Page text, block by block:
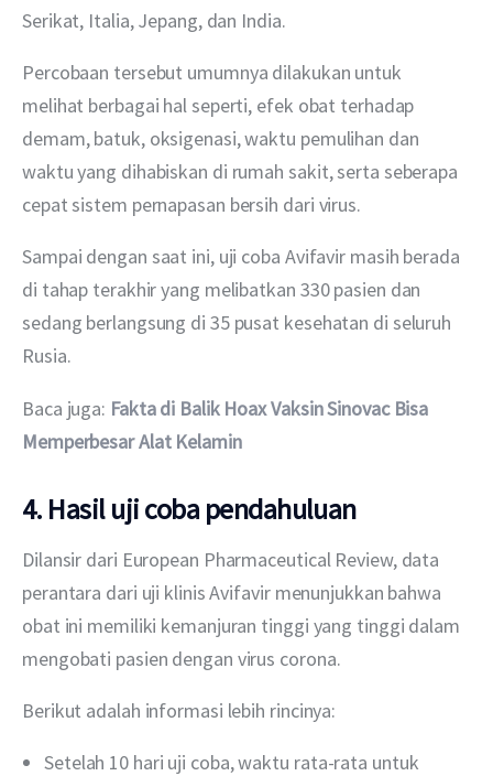
Serikat, Italia, Jepang, dan India.
Percobaan tersebut umumnya dilakukan untuk
melihat berbagai hal seperti, efek obat terhadap
demam, batuk, oksigenasi, waktu pemulihan dan
waktu yang dihabiskan di rumah sakit, serta seberapa
cepat sistem pernapasan bersih dari virus.
Sampai dengan saat ini, uji coba Avifavir masih berada
di tahap terakhir yang melibatkan 330 pasien dan
sedang berlangsung di 35 pusat kesehatan di seluruh
Rusia.
Baca juga: Fakta di Balik Hoax Vaksin Sinovac Bisa
Memperbesar Alat Kelamin
4. Hasil uji coba pendahuluan
Dilansir dari European Pharmaceutical Review, data
perantara dari uji klinis Avifavir menunjukkan bahwa
obat ini memiliki kemanjuran tinggi yang tinggi dalam
mengobati pasien dengan virus corona.
Berikut adalah informasi lebih rincinya:
Setelah 10 hari uji coba, waktu rata-rata untuk